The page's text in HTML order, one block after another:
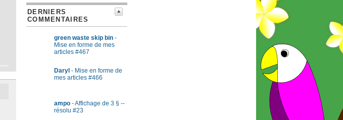
DERNIERS
COMMENTAIRES
green waste skip bin -
Mise en forme de mes
articles #467
Daryl - Mise en forme de
mes articles #466
ampo - Affichage de 3 § --
résolu #23